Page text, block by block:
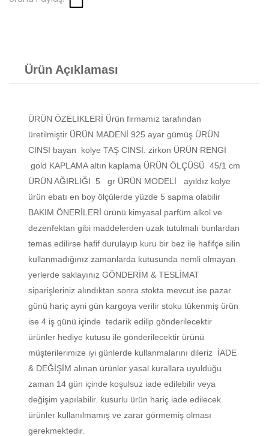
Ürün Açıklaması
ÜRÜN ÖZELİKLERİ Ürün firmamız tarafından
üretilmiştir ÜRÜN MADENİ 925 ayar gümüş ÜRÜN
CINSİ bayan kolye TAŞ CİNSİ. zirkon ÜRÜN RENGİ
gold KAPLAMA altın kaplama ÜRÜN ÖLÇÜSÜ 45/1 cm
ÜRÜN AĞIRLIĞI 5 gr ÜRÜN MODELİ ayıldız kolye
ürün ebatı en boy ölçülerde yüzde 5 sapma olabilir
BAKIM ÖNERİLERİ ürünü kimyasal parfüm alkol ve
dezenfektan gibi maddelerden uzak tutulmalı bunlardan
temas edilirse hafif durulayıp kuru bir bez ile hafifçe silin
kullanmadığınız zamanlarda kutusunda nemli olmayan
yerlerde saklayınız GÖNDERİM & TESLİMAT
siparişleriniz alındıktan sonra stokta mevcut ise pazar
günü hariç ayni gün kargoya verilir stoku tükenmiş ürün
ise 4 iş günü içinde tedarik edilip gönderilecektir
ürünler hediye kutusu ile gönderilecektir ürünü
müşterilerimize iyi günlerde kullanmalarını dileriz İADE
& DEĞİŞİM alınan ürünler yasal kurallara uyulduğu
zaman 14 gün içinde koşulsuz iade edilebilir veya
değişim yapılabilir. kusurlu ürün hariç iade edilecek
ürünler kullanılmamış ve zarar görmemiş olması
gerekmektedir.